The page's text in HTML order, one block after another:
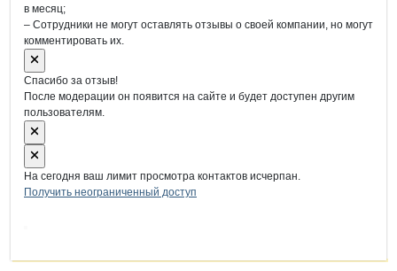
в месяц;
– Сотрудники не могут оставлять отзывы о своей компании, но могут
комментировать их.
Спасибо за отзыв!
После модерации он появится на сайте и будет доступен другим
пользователям.
На сегодня ваш лимит просмотра контактов исчерпан.
Получить неограниченный доступ